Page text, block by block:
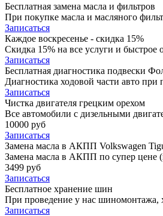
Бесплатная замена масла и фильтров
При покупке масла и масляного
Записаться
Каждое воскресенье - скидка 15%
Скидка 15% на все услуги и быстрое
Записаться
Бесплатная диагностика подвески
Диагностика ходовой части авто
Записаться
Чистка двигателя грецким орехом
Все автомобили c дизельными
10000 руб
Записаться
Замена масла в АКПП Volkswagen
Замена масла в АКПП по супер цене
3499 руб
Записаться
Бесплатное хранение шин
При проведение у нас шиномонтажа,
Записаться